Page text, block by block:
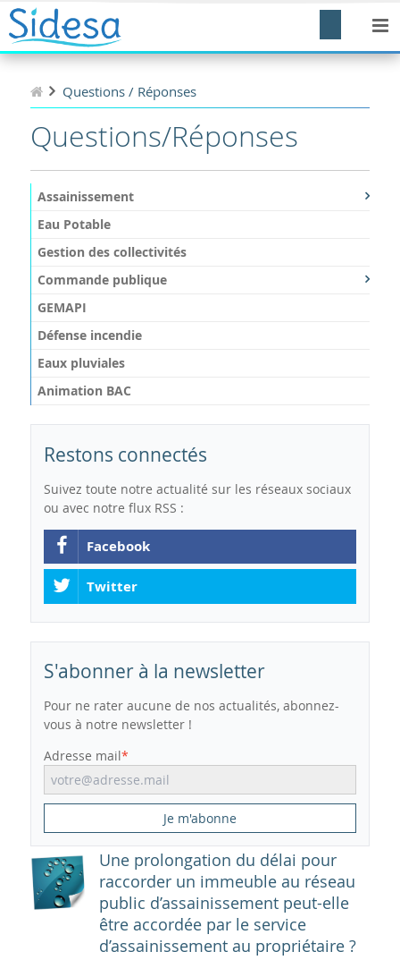
Questions / Réponses
Questions/Réponses
Assainissement
Eau Potable
Gestion des collectivités
Commande publique
GEMAPI
Défense incendie
Eaux pluviales
Animation BAC
Restons connectés
Suivez toute notre actualité sur les réseaux sociaux
ou avec notre flux RSS :
Facebook
Twitter
S'abonner à la newsletter
Pour ne rater aucune de nos actualités, abonnez-
vous à notre newsletter !
Adresse mail
Je m'abonne
Une prolongation du délai pour
raccorder un immeuble au réseau
public d’assainissement peut-elle
être accordée par le service
d’assainissement au propriétaire ?